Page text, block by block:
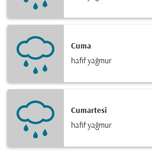
Cuma
hafif yağmur
Cumartesi
hafif yağmur